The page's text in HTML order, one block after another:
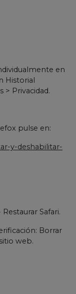
en
Historial
> Privacidad.
pulse en:
y-deshabilitar-
Safari.
Borrar
web.